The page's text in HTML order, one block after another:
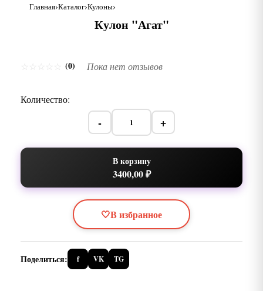
Главная Каталог Кулоны
Кулон "Агат"
(0) Пока нет отзывов
Количество:
- +
В корзину
3400,00 ₽
🤍В избранное
Поделиться: f VK TG